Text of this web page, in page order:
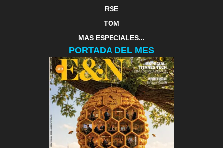
RSE
TOM
MAS ESPECIALES...
PORTADA DEL MES